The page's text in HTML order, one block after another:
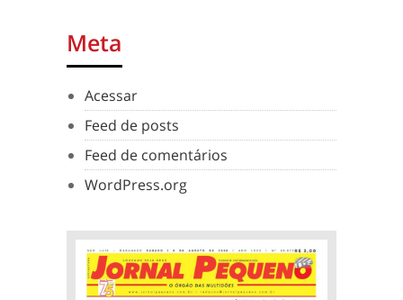
Meta
Acessar
Feed de posts
Feed de comentários
WordPress.org